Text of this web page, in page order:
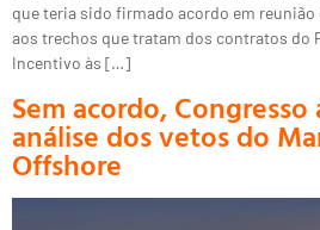
que teria sido firmado acordo em reunião
aos trechos que tratam dos contratos do
Incentivo às […]
Sem acordo,
análise dos vetos do
Offshore